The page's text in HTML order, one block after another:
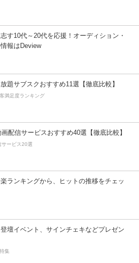
す10代～20代を応援！オーディション・
報はDeview
題サブスクおすすめ11選【徹底比較】
満足度ランキング
配信サービスおすすめ40選【徹底比較】
サービス20選
ランキングから、ヒットの推移をチェッ
壇イベント、サインチェキなどプレゼン
集